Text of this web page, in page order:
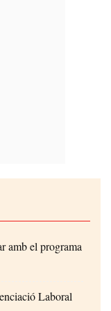
amb el programa
Laboral